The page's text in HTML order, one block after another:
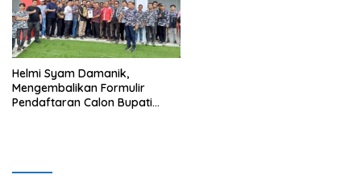
Helmi Syam Damanik,
Mengembalikan Formulir
Pendaftaran Calon Bupati